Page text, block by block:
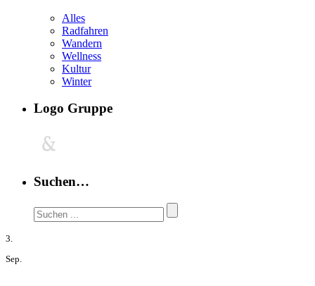
Alles
Radfahren
Wandern
Wellness
Kultur
Winter
Logo Gruppe
Suchen…
3.
Sep.